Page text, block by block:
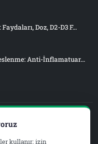
Doz, D2-D3 F...
Anti-İnflamatuar...
kullanır; izin